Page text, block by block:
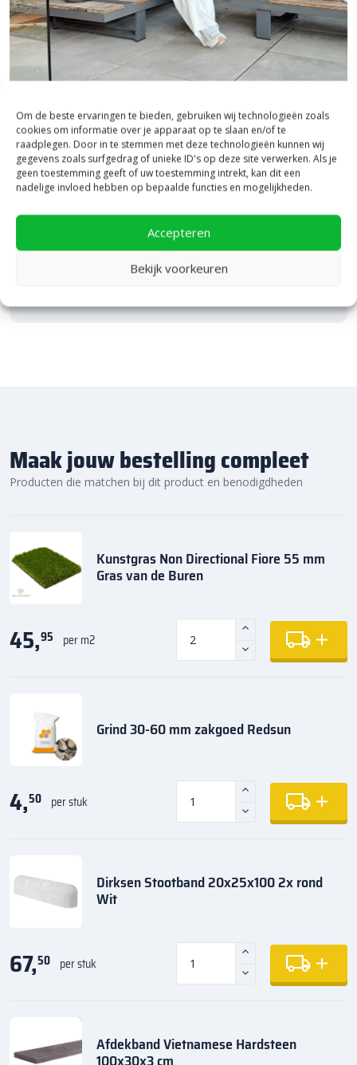
Om de beste ervaringen te bieden, gebruiken wij technologieën zoals
cookies om informatie over je apparaat op te slaan en/of te
raadplegen. Door in te stemmen met deze technologieën kunnen wij
gegevens zoals surfgedrag of unieke ID's op deze site verwerken. Als je
geen toestemming geeft of uw toestemming intrekt, kan dit een
nadelige invloed hebben op bepaalde functies en mogelijkheden.
Accepteren
Bekijk voorkeuren
Bezoek onze vestiging in Heerde,
inspiratie binnen én buiten!
Laat je inspireren in ons 2.500 m² experience centre,
binnen én buiten. Hier ontdek je de nieuwste
Een rondje samen en de ideeën stromen vanzelf
Maak jouw bestelling compleet
Producten die matchen bij dit product en benodigdheden
Kunstgras Non Directional Fiore 55 mm
Gras van de Buren
45,95 per m2
Grind 30-60 mm zakgoed Redsun
4,50 per stuk
Dirksen Stootband 20x25x100 2x rond
Wit
67,50 per stuk
Afdekband Vietnamese Hardsteen